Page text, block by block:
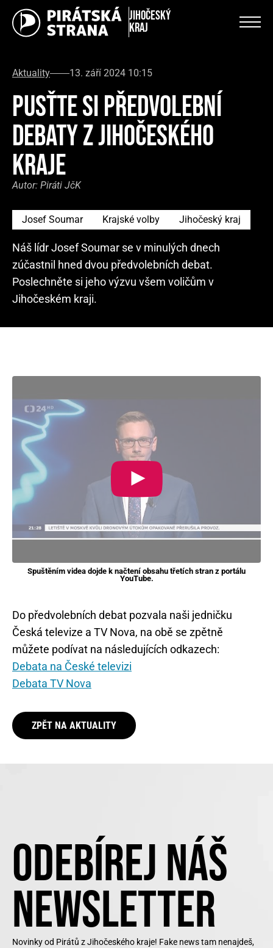
Jihočeský
kraj
Aktuality 13. září 2024 10:15
PUSŤTE SI PŘEDVOLEBNÍ
DEBATY Z JIHOČESKÉHO
KRAJE
Autor: Piráti JčK
Josef Soumar Krajské volby Jihočeský kraj
Náš lídr Josef Soumar se v minulých dnech
zúčastnil hned dvou předvolebních debat.
Poslechněte si jeho výzvu všem voličům v
Jihočeském kraji.
Spuštěním videa dojde k načtení obsahu třetích stran z portálu
YouTube.
Do předvolebních debat pozvala naši jedničku
Česká televize a TV Nova, na obě se zpětně
můžete podívat na následujících odkazech:
Debata na České televizi
Debata TV Nova
ZPĚT NA AKTUALITY
ODEBÍREJ NÁŠ
NEWSLETTER
Novinky od Pirátů z Jihočeského kraje! Fake news tam nenajdeš,